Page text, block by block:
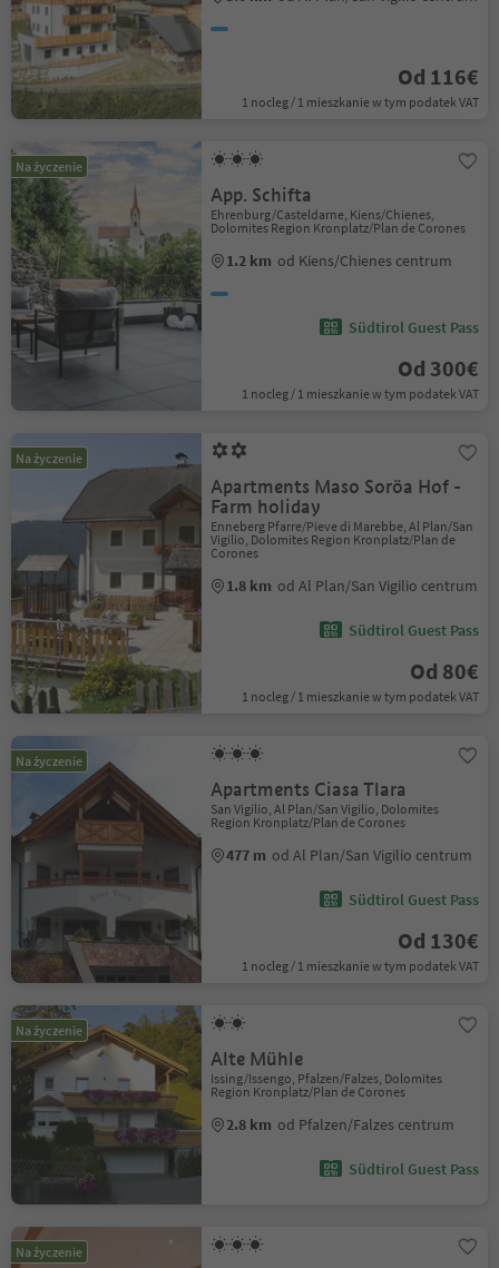
Od 116€
1 nocleg / 1 mieszkanie w tym podatek VAT
Na życzenie
App. Schifta
Ehrenburg/Casteldarne, Kiens/Chienes,
Dolomites Region Kronplatz/Plan de Corones
1.2 km od Kiens/Chienes centrum
Südtirol Guest Pass
Od 300€
1 nocleg / 1 mieszkanie w tym podatek VAT
Na życzenie
Apartments Maso Soröa Hof -
Farm holiday
Enneberg Pfarre/Pieve di Marebbe, Al Plan/San
Vigilio, Dolomites Region Kronplatz/Plan de
Corones
1.8 km od Al Plan/San Vigilio centrum
Südtirol Guest Pass
Od 80€
1 nocleg / 1 mieszkanie w tym podatek VAT
Na życzenie
Apartments Ciasa Tlara
San Vigilio, Al Plan/San Vigilio, Dolomites
Region Kronplatz/Plan de Corones
477 m od Al Plan/San Vigilio centrum
Südtirol Guest Pass
Od 130€
1 nocleg / 1 mieszkanie w tym podatek VAT
Na życzenie
Alte Mühle
Issing/Issengo, Pfalzen/Falzes, Dolomites
Region Kronplatz/Plan de Corones
2.8 km od Pfalzen/Falzes centrum
Südtirol Guest Pass
Na życzenie